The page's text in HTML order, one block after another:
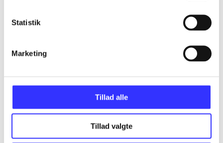
Statistik
Marketing
Tillad alle
Tillad valgte